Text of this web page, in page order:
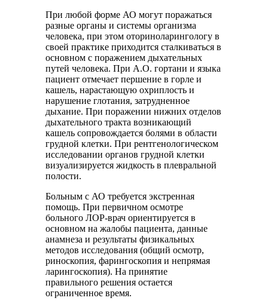
При любой форме АО могут поражаться
разные органы и системы организма
человека, при этом оториноларингологу в
своей практике приходится сталкиваться в
основном с поражением дыхательных
путей человека. При А.О. гортани и языка
пациент отмечает першение в горле и
кашель, нарастающую охриплость и
нарушение глотания, затрудненное
дыхание. При поражении нижних отделов
дыхательного тракта возникающий
кашель сопровождается болями в области
грудной клетки. При рентгенологическом
исследовании органов грудной клетки
визуализируется жидкость в плевральной
полости.
Больным с АО требуется экстренная
помощь. При первичном осмотре
больного ЛОР-врач ориентируется в
основном на жалобы пациента, данные
анамнеза и результаты физикальных
методов исследования (общий осмотр,
риноскопия, фарингоскопия и непрямая
ларингоскопия). На принятие
правильного решения остается
ограниченное время.